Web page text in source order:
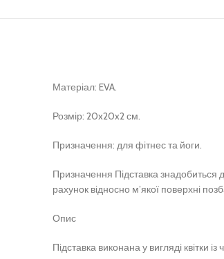
Матеріал: EVA.
Розмір: 20x20x2 см.
Призначення: для фітнес та йоги.
Призначення Підставка знадобиться
рахунок відносно м’якої поверхні
Опис
Підставка виконана у вигляді квітки